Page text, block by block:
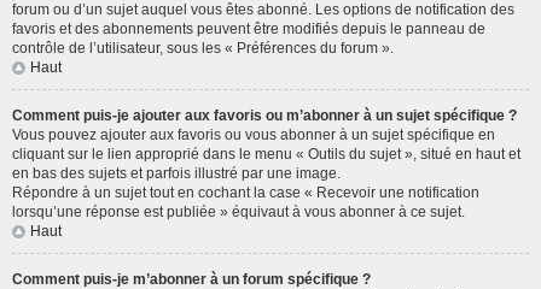
forum ou d’un sujet auquel vous êtes abonné. Les options de notification des
favoris et des abonnements peuvent être modifiés depuis le panneau de
contrôle de l’utilisateur, sous les « Préférences du forum ».
Haut
Comment puis-je ajouter aux favoris ou m’abonner à un sujet spécifique ?
Vous pouvez ajouter aux favoris ou vous abonner à un sujet spécifique en
cliquant sur le lien approprié dans le menu « Outils du sujet », situé en haut et
en bas des sujets et parfois illustré par une image.
Répondre à un sujet tout en cochant la case « Recevoir une notification
lorsqu’une réponse est publiée » équivaut à vous abonner à ce sujet.
Haut
Comment puis-je m’abonner à un forum spécifique ?